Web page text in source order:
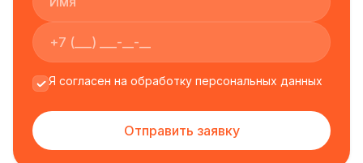
Я согласен на обработку персональных данных
Отправить заявку